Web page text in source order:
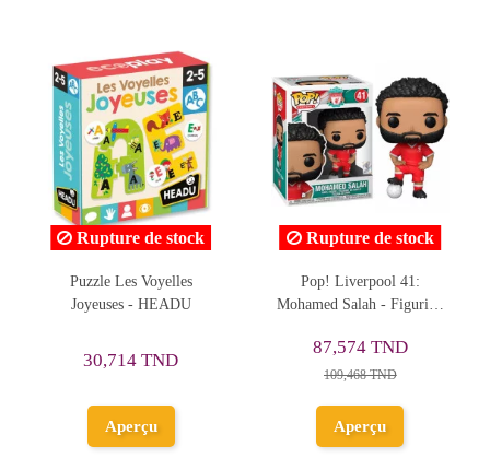
Rupture de stock
Pop! Liverpool 41:
Mohamed Salah - Figurine
Aperçu
Puzzle 24 Maxi, Bonne Fête
De Thomas - Trefl
Ajouter au
panier